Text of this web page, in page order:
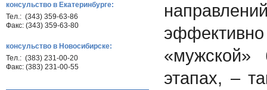
консульство в Екатеринбурге:
Тел.: (343) 359-63-86
Факс: (343) 359-63-80
консульство в Новосибирске:
Тел.: (383) 231-00-20
Факс: (383) 231-00-55
этапах, –